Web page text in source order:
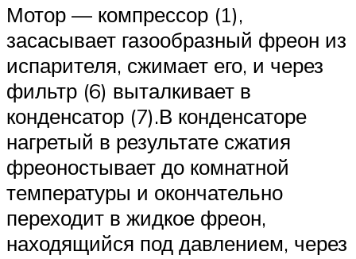
Мотор — компрессор (1),
засасывает газообразный фреон из
испарителя, сжимает его, и через
фильтр (6) выталкивает в
конденсатор (7).В конденсаторе
нагретый в результате сжатия
фреоностывает до комнатной
температуры и окончательно
переходит в жидкое фреон,
находящийся под давлением, через